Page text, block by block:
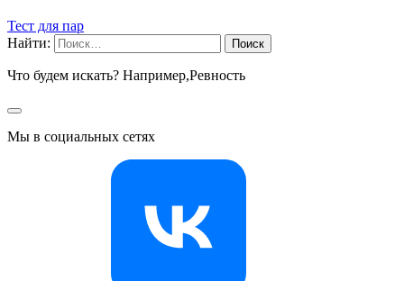
Тест для пар
Найти:
Что будем искать? Например,Ревность
Мы в социальных сетях